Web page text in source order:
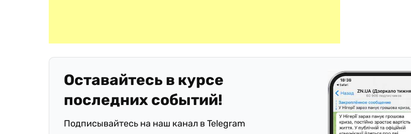
Оставайтесь в курсе
последних событий!
Подписывайтесь на наш канал в Telegram